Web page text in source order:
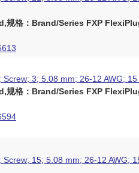
规格：Brand/Series FXP
Screw; 3; 5.08 mm; 26-12 AWG; 15
规格：Brand/Series FXP
Screw; 15; 5.08 mm; 26-12 AWG;